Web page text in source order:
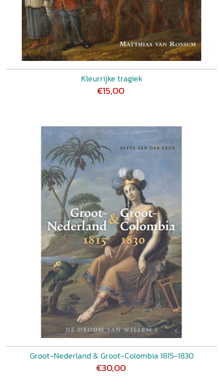
Kleurrijke tragiek
€15,00
Groot-Nederland & Groot-Colombia 1815-1830
€30,00